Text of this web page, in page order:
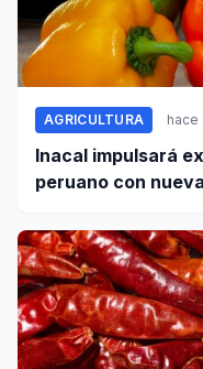
AGRICULTURA hace
Inacal impulsará
peruano con